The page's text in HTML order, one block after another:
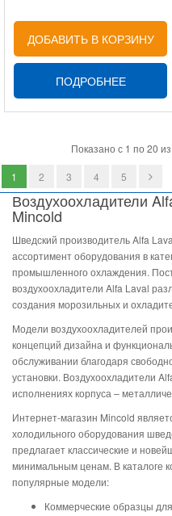
ДОБАВИТЬ В КОРЗИНУ
ПОДРОБНЕЕ
Показано с 1 по 20
1 2 3 4 5
Воздухоохладители
Mincold
Шведский производитель Alfa
ассортимент оборудования в
промышленного охлаждения.
воздухоохладители Alfa Laval
создания морозильных и
Модели воздухоохладителей
концепций дизайна и
обслуживании благодаря
установки. Воздухоохладители
исполнениях корпуса –
Интернет-магазин Mincold
холодильного оборудования
предлагает классические и
минимальным ценам. В каталоге
популярные модели:
Коммерческие образцы